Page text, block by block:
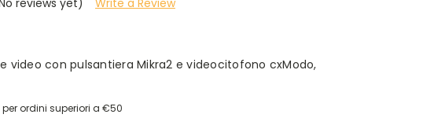
video con pulsantiera Mikra2 e videocitofono cxModo,
ordini superiori a €50